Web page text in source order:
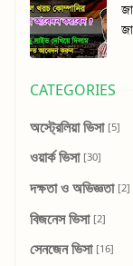
CATEGORIES
অস্ট্রেলিয়া ভিসা [5]
ওয়ার্ক ভিসা [30]
দক্ষতা ও অভিজ্ঞতা [2]
বিজনেস ভিসা [2]
সেনজেন ভিসা [16]